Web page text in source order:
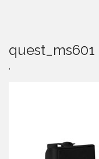
quest_ms601